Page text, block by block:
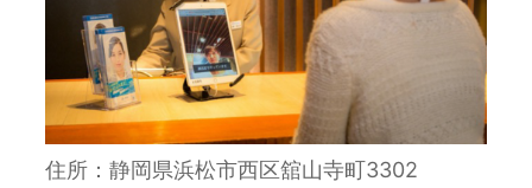
住所：静岡県浜松市西区舘山寺町3302